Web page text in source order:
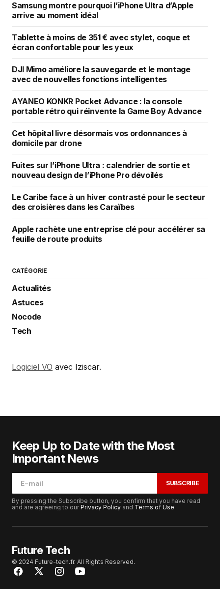
Samsung montre pourquoi l’iPhone Ultra d’Apple
arrive au moment idéal
Tablette à moins de 351 € avec stylet, coque et
écran confortable pour les yeux
DJI Mimo améliore la sauvegarde et le montage
avec de nouvelles fonctions intelligentes
AYANEO KONKR Pocket Advance : la console
portable rétro qui réinvente la Game Boy Advance
Cet hôpital livre désormais vos ordonnances à
domicile par drone
Fuites sur l’iPhone Ultra : calendrier de sortie et
nouveau design de l’iPhone Pro dévoilés
Le Caribe face à un hiver contrasté pour le secteur
des croisières dans les Caraïbes
Apple rachète une entreprise clé pour accélérer sa
feuille de route produits
CATÉGORIE
Actualités
Astuces
Nocode
Tech
Logiciel VO avec Iziscar.
Keep Up to Date with the Most
Important News
SUBSCRIBE
By pressing the Subscribe button, you confirm that you have read
and are agreeing to ourPrivacy Policy and Terms of Use
Future Tech
© 2024 Future-tech.fr. All Rights Reserved.